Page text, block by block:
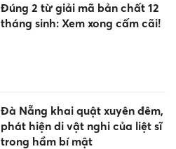
Đúng 2 từ giải mã bản chất 12
tháng sinh: Xem xong cấm cãi!
Đà Nẵng khai quật xuyên đêm,
phát hiện di vật nghi của liệt sĩ
trong hầm bí mật